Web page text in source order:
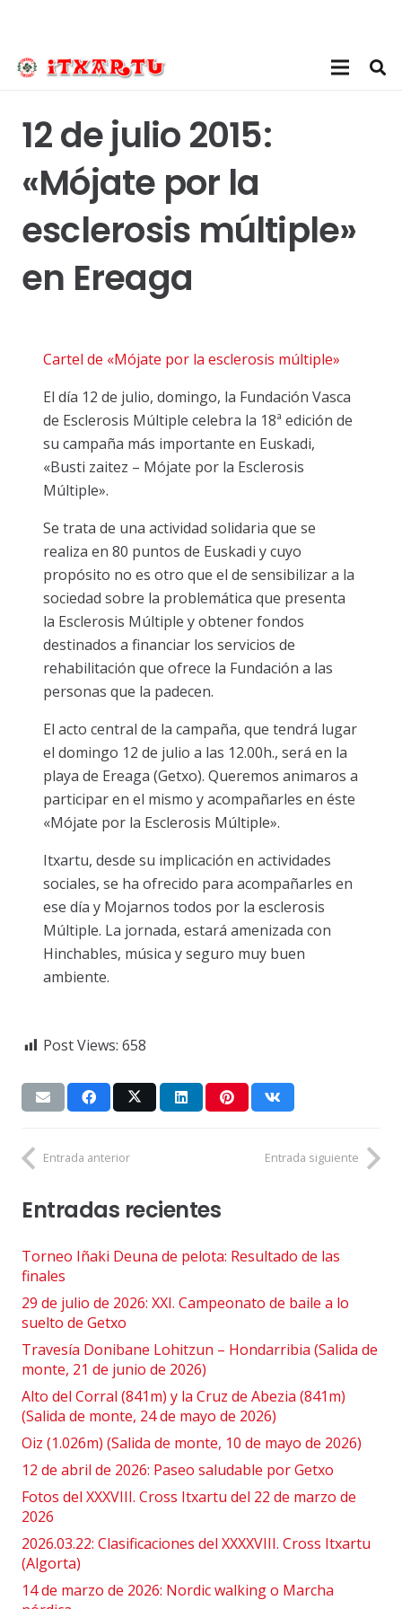
12 de julio 2015:
«Mójate por la
esclerosis múltiple»
en Ereaga
Cartel de «Mójate por la esclerosis múltiple»
El día 12 de julio, domingo, la Fundación Vasca
de Esclerosis Múltiple celebra la 18ª edición de
su campaña más importante en Euskadi,
«Busti zaitez – Mójate por la Esclerosis
Múltiple».
Se trata de una actividad solidaria que se
realiza en 80 puntos de Euskadi y cuyo
propósito no es otro que el de sensibilizar a la
sociedad sobre la problemática que presenta
la Esclerosis Múltiple y obtener fondos
destinados a financiar los servicios de
rehabilitación que ofrece la Fundación a las
personas que la padecen.
El acto central de la campaña, que tendrá lugar
el domingo 12 de julio a las 12.00h., será en la
playa de Ereaga (Getxo). Queremos animaros a
participar en el mismo y acompañarles en éste
«Mójate por la Esclerosis Múltiple».
Itxartu, desde su implicación en actividades
sociales, se ha ofrecido para acompañarles en
ese día y Mojarnos todos por la esclerosis
Múltiple. La jornada, estará amenizada con
Hinchables, música y seguro muy buen
ambiente.
Post Views: 658
Entrada anterior Entrada siguiente
Entradas recientes
Torneo Iñaki Deuna de pelota: Resultado de las
finales
29 de julio de 2026: XXI. Campeonato de baile a lo
suelto de Getxo
Travesía Donibane Lohitzun – Hondarribia (Salida de
monte, 21 de junio de 2026)
Alto del Corral (841m) y la Cruz de Abezia (841m)
(Salida de monte, 24 de mayo de 2026)
Oiz (1.026m) (Salida de monte, 10 de mayo de 2026)
12 de abril de 2026: Paseo saludable por Getxo
Fotos del XXXVIII. Cross Itxartu del 22 de marzo de
2026
2026.03.22: Clasificaciones del XXXXVIII. Cross Itxartu
(Algorta)
14 de marzo de 2026: Nordic walking o Marcha